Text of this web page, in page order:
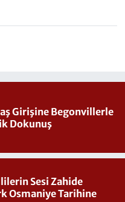
Girişine Begonvillerle
Dokunuş
Sesi Zahide
Osmaniye Tarihine